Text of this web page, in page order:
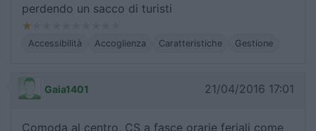
perdendo un sacco di turisti
Accessibilità Accoglienza Caratteristiche Gestione
Gaia1401 21/04/2016 17:01
Comoda al centro, CS a fasce orarie feriali come